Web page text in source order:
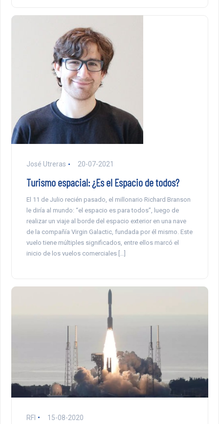
José Utreras 20-07-2021
Turismo espacial: ¿Es el Espacio de todos?
El 11 de Julio recién pasado, el millonario Richard Branson
le diría al mundo: “el espacio es para todos”, luego de
realizar un viaje al borde del espacio exterior en una nave
de la compañía Virgin Galactic, fundada por él mismo. Este
vuelo tiene múltiples significados, entre ellos marcó el
inicio de los vuelos comerciales […]
RFI 15-08-2020